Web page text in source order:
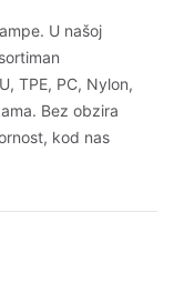
U našoj
TPE, PC, Nylon,
Bez obzira
kod nas